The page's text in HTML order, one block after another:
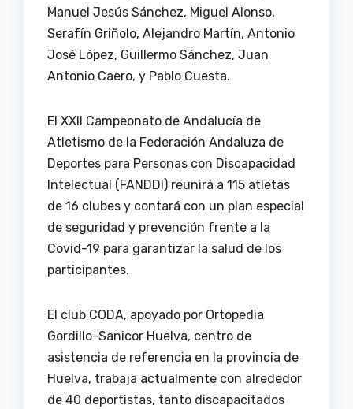
Manuel Jesús Sánchez, Miguel Alonso,
Serafín Griñolo, Alejandro Martín, Antonio
José López, Guillermo Sánchez, Juan
Antonio Caero, y Pablo Cuesta.
El XXII Campeonato de Andalucía de
Atletismo de la Federación Andaluza de
Deportes para Personas con Discapacidad
Intelectual (FANDDI) reunirá a 115 atletas
de 16 clubes y contará con un plan especial
de seguridad y prevención frente a la
Covid-19 para garantizar la salud de los
participantes.
El club CODA, apoyado por Ortopedia
Gordillo-Sanicor Huelva, centro de
asistencia de referencia en la provincia de
Huelva, trabaja actualmente con alrededor
de 40 deportistas, tanto discapacitados